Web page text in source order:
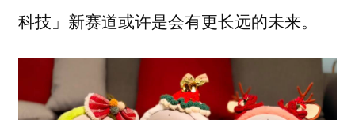
科技」新赛道或许是会有更长远的未来。